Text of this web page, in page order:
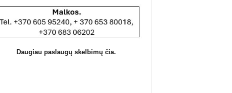
Daugiau paslaugų skelbimų čia.